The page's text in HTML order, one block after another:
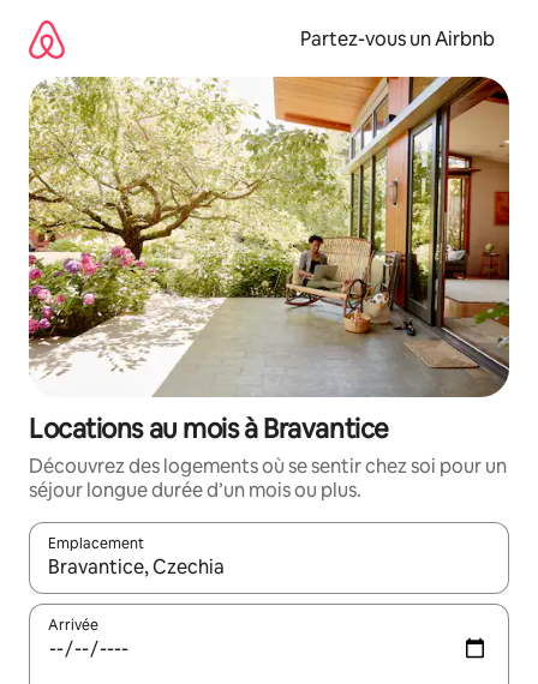
directement
contenu
Partez-vous un Airbnb
Locations au mois à Bravantice
Découvrez des logements où se sentir chez soi pour un
séjour longue durée d’un mois ou plus.
Emplacement
Quand les résultats sont affichés, parcourez-les en utilisant
Arrivée